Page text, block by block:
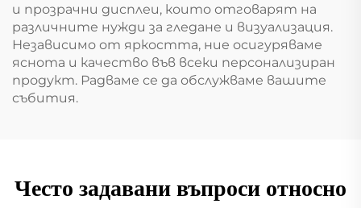
и прозрачни дисплеи, които отговарят на
различните нужди за гледане и визуализация.
Независимо от яркостта, ние осигуряваме
яснота и качество във всеки персонализиран
продукт. Радваме се да обслужваме вашите
събития.
Често задавани въпроси относно